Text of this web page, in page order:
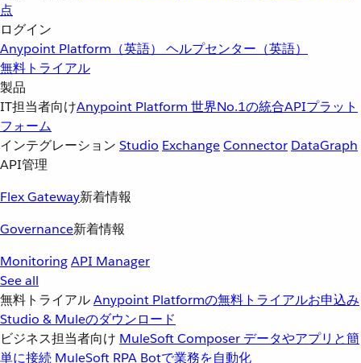
点
ログイン
Anypoint Platform（英語） ヘルプセンター（英語）
無料トライアル
製品
IT担当者向けAnypoint Platform 世界No.1の統合APIプラット
フォーム
インテグレーション Studio ExchangeConnector DataGraph
API管理
Flex Gateway新着情報
Governance新着情報
MonitoringAPI Manager
See all
無料トライアルAnypoint Platformの無料トライアルお申込み
Studio & Muleのダウンロード
ビジネス担当者向け MuleSoft Composer データやアプリと簡
単に接続 MuleSoft RPA Botで業務を自動化